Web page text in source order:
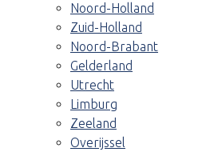
Noord-Holland
Zuid-Holland
Noord-Brabant
Gelderland
Utrecht
Limburg
Zeeland
Overijssel